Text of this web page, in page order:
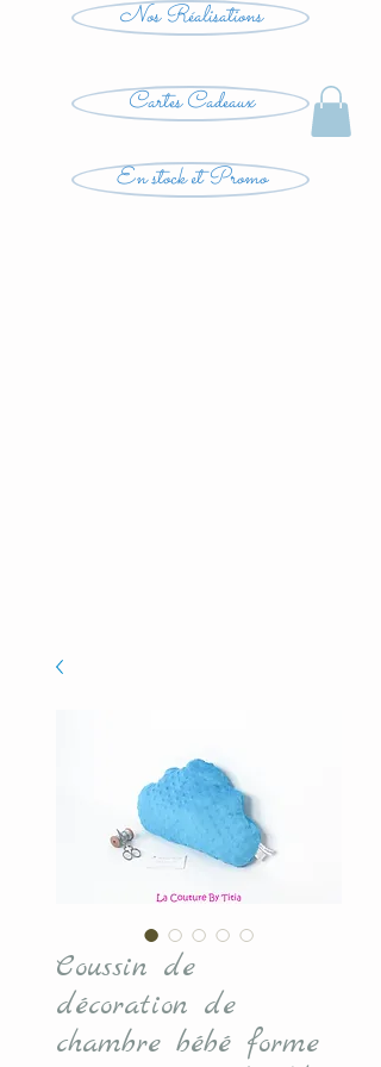
Nos Réalisations
Cartes Cadeaux
En stock et Promo
Coussin de
décoration de
chambre bébé forme